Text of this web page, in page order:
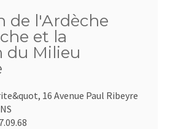
de l'Ardèche
et la
du Milieu
16 Avenue Paul Ribeyre